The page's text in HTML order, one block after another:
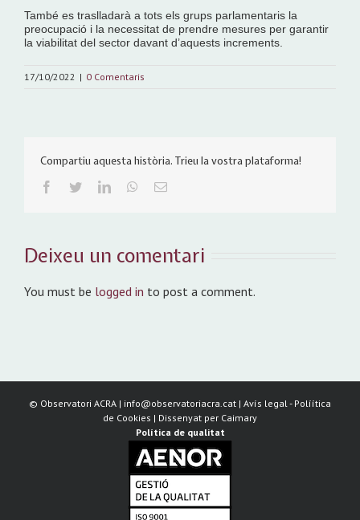
També es traslladarà a tots els grups parlamentaris la
preocupació i la necessitat de prendre mesures per garantir
la viabilitat del sector davant d’aquests increments.
17/10/2022 | 0 Comentaris
Compartiu aquesta història. Trieu la vostra plataforma!
Facebook
TwitterLinkedInWhatsApp
Email:
Deixeu un comentari
You must be logged in to post a comment.
© Observatori ACRA | info@observatoriacra.cat | Avís legal - Políítica
de Cookies | Dissenyat per Caimary
Política de qualitat